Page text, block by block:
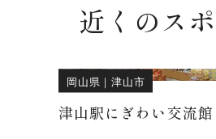
近くのス
岡山県 ｜津山市
津山駅にぎわい交流館